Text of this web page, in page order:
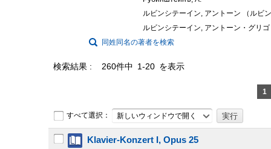
ルビンシテーイン, アントーン （ルビ
ルビンシテーイン, アントーン・グリ
同姓同名の著者を検索
検索結果 260件中 1-20 を表示
1
すべて選択： 新しいウィンドウで開く
Klavier-Konzert I, Opus 25